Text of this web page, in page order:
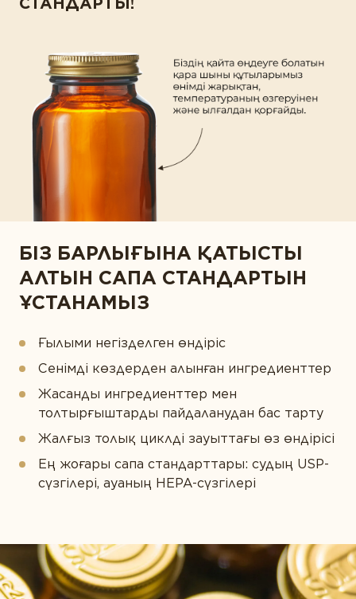
БІЗ БАРЛЫҒЫНА ҚАТЫСТЫ
АЛТЫН САПА СТАНДАРТЫН
ҰСТАНАМЫЗ
Ғылыми негізделген өндіріс
Сенімді көздерден алынған ингредиенттер
Жасанды ингредиенттер мен
толтырғыштарды пайдаланудан бас тарту
Жалғыз толық циклді зауыттағы өз өндірісі
Ең жоғары сапа стандарттары: судың USP-
сүзгілері, ауаның HEPA-сүзгілері